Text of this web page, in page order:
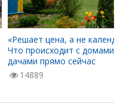
«Решает цена, а не
Что происходит с домами
дачами прямо сейчас
14889